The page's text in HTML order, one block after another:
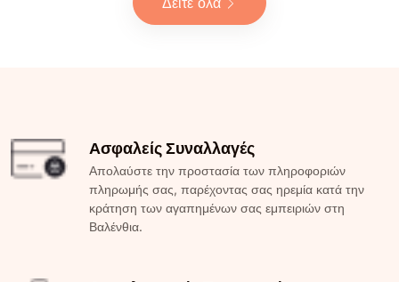
Ασφαλείς Συναλλαγές
Απολαύστε την προστασία των πληροφοριών
πληρωμής σας, παρέχοντας σας ηρεμία κατά την
κράτηση των αγαπημένων σας εμπειριών στη
Βαλένθια.